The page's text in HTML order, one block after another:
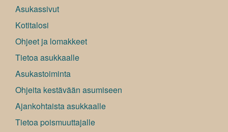
Asukassivut
Kotitalosi
Ohjeet ja lomakkeet
Tietoa asukkaalle
Asukastoiminta
Ohjeita kestävään asumiseen
Ajankohtaista asukkaalle
Tietoa poismuuttajalle